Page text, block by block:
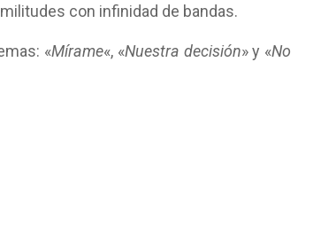
con infinidad de bandas.
«Mírame«, «Nuestra decisión» y «No